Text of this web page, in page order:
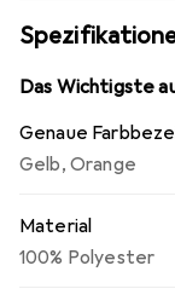
Das Wichtigste
Genaue
Gelb, Orange
Material
100% Polyester